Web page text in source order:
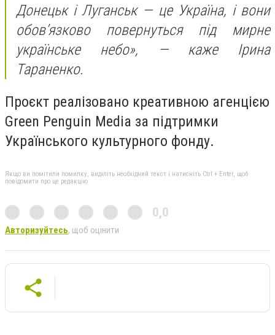
Донецьк і Луганськ — це Україна, і вони
обов’язково повернуться під мирне
українське небо»,
— каже Ірина
Тараненко.
Проєкт реалізовано креативною агенцією
Green Penguin Media за підтримки
Українського культурного фонду.
Якщо ви помітили помилку, виділіть необхідний текст і натисніть Ctrl + Enter, щоб
повідомити про це редакцію
0,0
Авторизуйтесь, щоб оцінити